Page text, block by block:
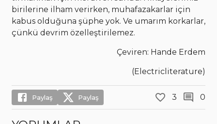
birilerine ilham verirken, muhafazakarlar için
kabus olduğuna şüphe yok. Ve umarım korkarlar,
çünkü devrim özelleştirilemez.
Çeviren: Hande Erdem
(Electricliterature)
Paylaş Paylaş 3 0